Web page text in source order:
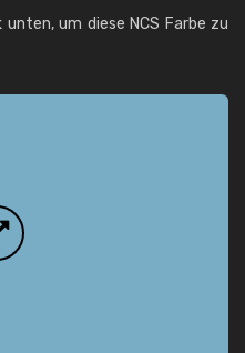
um diese NCS Farbe zu